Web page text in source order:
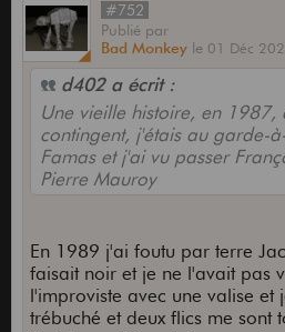
#752
Publié par
Bad Monkey le 01 Déc
d402 a écrit :
Une vieille histoire, en
contingent, j'étais au garde-
Famas et j'ai vu passer
Pierre Mauroy
En 1989 j'ai foutu par terre
faisait noir et je ne l'avait pas
l'improviste avec une valise
trébuché et deux flics me sont